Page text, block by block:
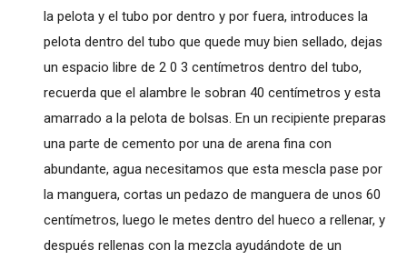
la pelota y el tubo por dentro y por fuera, introduces la
pelota dentro del tubo que quede muy bien sellado, dejas
un espacio libre de 2 0 3 centímetros dentro del tubo,
recuerda que el alambre le sobran 40 centímetros y esta
amarrado a la pelota de bolsas. En un recipiente preparas
una parte de cemento por una de arena fina con
abundante, agua necesitamos que esta mescla pase por
la manguera, cortas un pedazo de manguera de unos 60
centímetros, luego le metes dentro del hueco a rellenar, y
después rellenas con la mezcla ayudándote de un